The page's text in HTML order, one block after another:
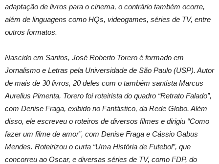
adaptação de livros para o cinema, o contrário também ocorre,
além de linguagens como HQs, videogames, séries de TV, entre
outros formatos.
Nascido em Santos, José Roberto Torero é formado em
Jornalismo e Letras pela Universidade de São Paulo (USP). Autor
de mais de 30 livros, 20 deles com o também santista Marcus
Aurelius Pimenta, Torero foi roteirista do quadro “Retrato Falado”,
com Denise Fraga, exibido no Fantástico, da Rede Globo. Além
disso, ele escreveu o roteiros de diversos filmes e dirigiu “Como
fazer um filme de amor”, com Denise Fraga e Cássio Gabus
Mendes. Roteirizou o curta “Uma História de Futebol”, que
concorreu ao Oscar, e diversas séries de TV, como FDP, do